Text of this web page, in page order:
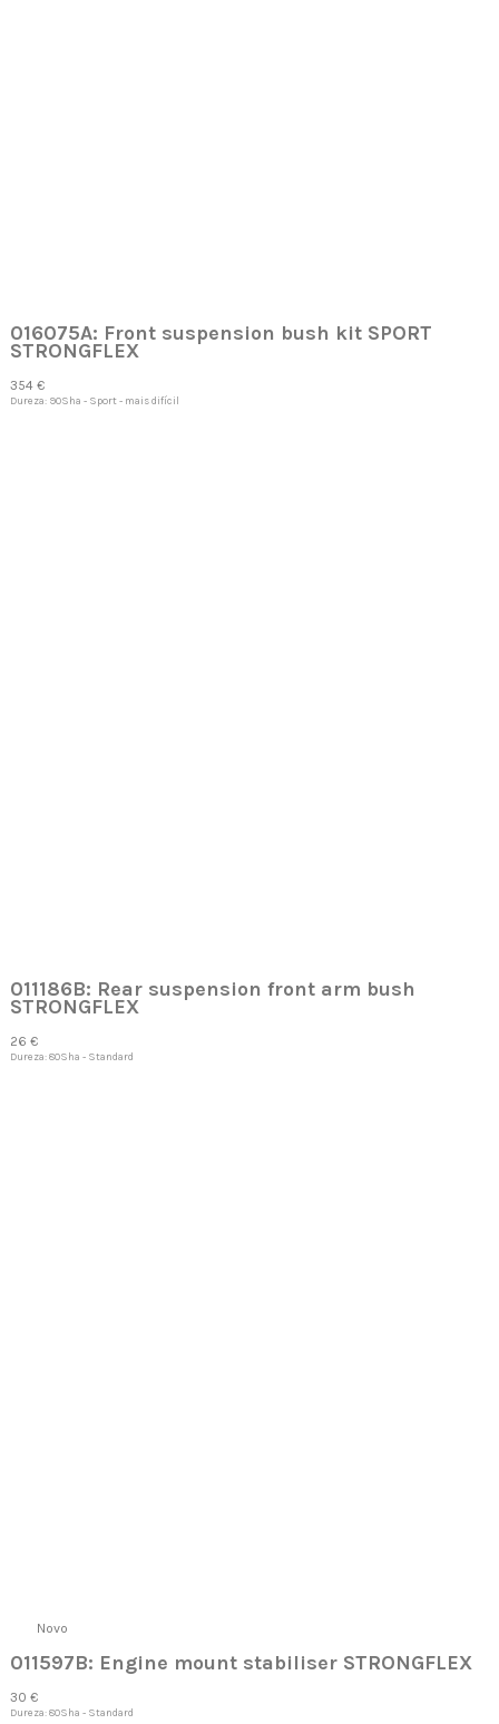
016075A: Front suspension bush kit SPORT
STRONGFLEX
354 €
Dureza: 90Sha - Sport - mais difícil
011186B: Rear suspension front arm bush
STRONGFLEX
26 €
Dureza: 80Sha - Standard
Novo
011597B: Engine mount stabiliser STRONGFLEX
30 €
Dureza: 80Sha - Standard